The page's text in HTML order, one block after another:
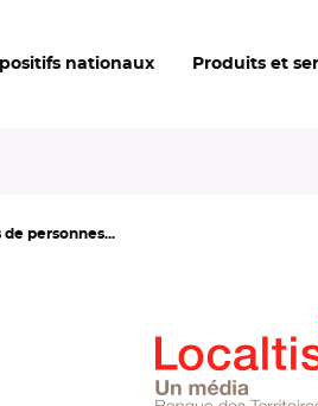
nationaux Produits et
personnes...